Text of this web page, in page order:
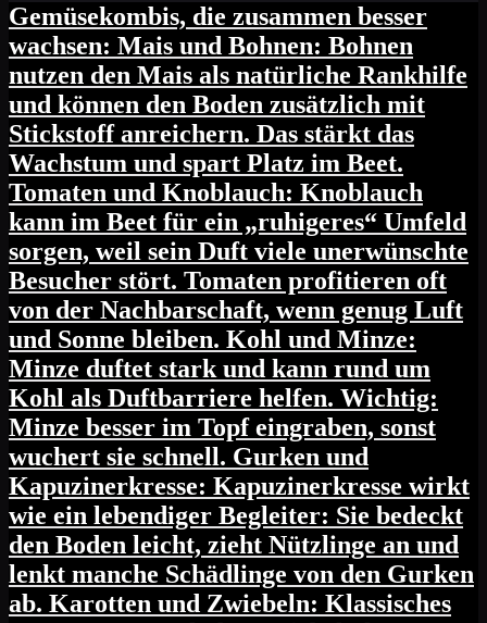
Gemüsekombis, die zusammen besser
wachsen: Mais und Bohnen: Bohnen
nutzen den Mais als natürliche Rankhilfe
und können den Boden zusätzlich mit
Stickstoff anreichern. Das stärkt das
Wachstum und spart Platz im Beet.
Tomaten und Knoblauch: Knoblauch
kann im Beet für ein „ruhigeres“ Umfeld
sorgen, weil sein Duft viele unerwünschte
Besucher stört. Tomaten profitieren oft
von der Nachbarschaft, wenn genug Luft
und Sonne bleiben. Kohl und Minze:
Minze duftet stark und kann rund um
Kohl als Duftbarriere helfen. Wichtig:
Minze besser im Topf eingraben, sonst
wuchert sie schnell. Gurken und
Kapuzinerkresse: Kapuzinerkresse wirkt
wie ein lebendiger Begleiter: Sie bedeckt
den Boden leicht, zieht Nützlinge an und
lenkt manche Schädlinge von den Gurken
ab. Karotten und Zwiebeln: Klassisches